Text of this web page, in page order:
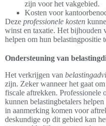
zijn voor het vakgebied.
Kosten voor
Deze professionele kosten
winst en taxatie. Het bijhouden
helpen om hun belastingpositie
Ondersteuning van
Het verkrijgen van
zijn. Zeker wanneer het gaat
fiscale aftrekken. Professionele
kunnen belastingbetalers
in aanmerking komen voor
deskundige op dit gebied kan